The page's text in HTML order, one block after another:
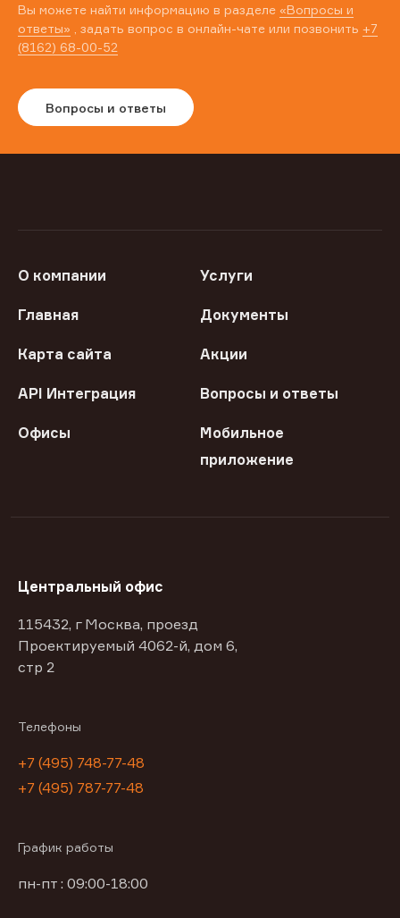
Вы можете найти информацию в разделе «Вопросы и
ответы» , задать вопрос в онлайн-чате или позвонить +7
(8162) 68-00-52
Вопросы и ответы
О компании Услуги
Главная Документы
Карта сайта Акции
API Интеграция Вопросы и ответы
Офисы
Мобильное
приложение
Центральный офис
115432, г Москва, проезд
Проектируемый 4062-й, дом 6,
стр 2
Телефоны
+7 (495) 748-77-48
+7 (495) 787-77-48
График работы
пн-пт : 09:00-18:00